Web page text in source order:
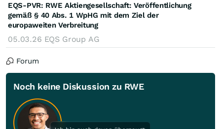
EQS-PVR: RWE Aktiengesellschaft: Veröffentlichung
gemäß § 40 Abs. 1 WpHG mit dem Ziel der
europaweiten Verbreitung
05.03.26 EQS Group AG
Forum
Noch keine Diskussion zu RWE